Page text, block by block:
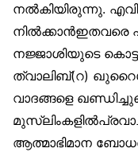
നല്‍കിയിരുന്നു.
നില്‍ക്കാന്‍ഇതവരെ
നജ്ജാശിയുടെ
ത്വാലിബ്(റ)
വാദങ്ങളെ
ആത്മാഭിമാന